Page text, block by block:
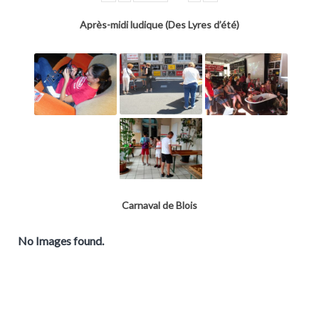
Après-midi ludique (Des Lyres d’été)
Carnaval de Blois
No Images found.